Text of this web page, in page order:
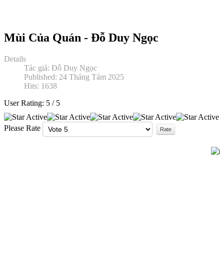
Mùi Của Quán - Đỗ Duy Ngọc
Details
Tác giả: Đỗ Duy Ngọc
Published: 24 Tháng Tám 2025
Hits: 1638
User Rating: 5 / 5
Please Rate